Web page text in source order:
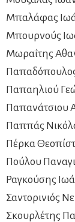
Μπαλάφας
Μπουρνούς
Μωραΐτης
Παπαηλιού
Παπανάτσιου
Παππάς
Πέρκα
Πούλου
Ραγκούσης
Σαντορινιός
Σκουρλέτης